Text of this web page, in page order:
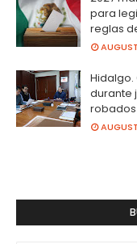
para
reglas
durante
robados